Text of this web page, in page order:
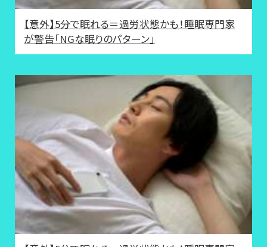
【意外】5分で眠れる＝過労状態かも！睡眠専門家
が警告「NGな眠りのパターン」